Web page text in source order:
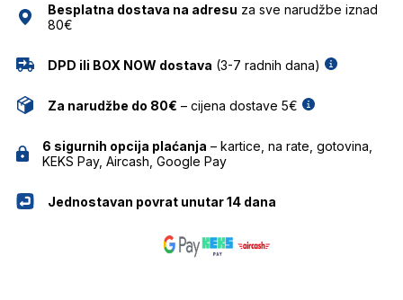
Besplatna dostava na adresu za sve narudžbe iznad
80€
DPD ili BOX NOW dostava (3-7 radnih dana)
Za narudžbe do 80€ – cijena dostave 5€
6 sigurnih opcija plaćanja – kartice, na rate, gotovina,
KEKS Pay, Aircash, Google Pay
Jednostavan povrat unutar 14 dana